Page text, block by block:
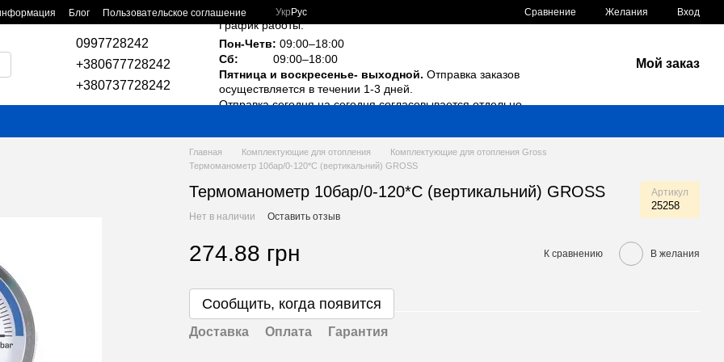
Блог Пользовательское соглашение Укр Рус Сравнение Желания Вход
0997728242
+380677728242
+380737728242
График работы:
Пон-Четв: 09:00–18:00
Сб:
09:00–18:00
Пятница и воскресенье- выходной. Отправка заказов
осуществляется в течении 1-3 дней.
Отправка сегодня на сегодня согласовывается отдельно.
Мой заказ
Главная Комплектующие для отопления
Комплектующие для отопления Gross
Термоманометр 10бар/0-120*С (вертикальний) GROSS
Термоманометр 10бар/0-120*С (вертикальний) GROSS Артикул
25258
Нет в наличии Оставить отзыв
274.88 грн К сравнению В желания
Сообщить, когда появится
Доставка Оплата Гарантия